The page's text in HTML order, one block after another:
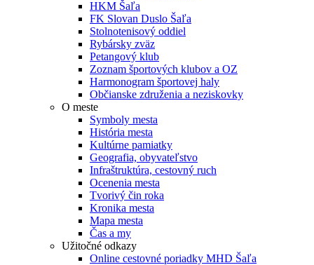
HKM Šaľa
FK Slovan Duslo Šaľa
Stolnotenisový oddiel
Rybársky zväz
Petangový klub
Zoznam športových klubov a OZ
Harmonogram športovej haly
Občianske združenia a neziskovky
O meste
Symboly mesta
História mesta
Kultúrne pamiatky
Geografia, obyvateľstvo
Infraštruktúra, cestovný ruch
Ocenenia mesta
Tvorivý čin roka
Kronika mesta
Mapa mesta
Čas a my
Užitočné odkazy
Online cestovné poriadky MHD Šaľa